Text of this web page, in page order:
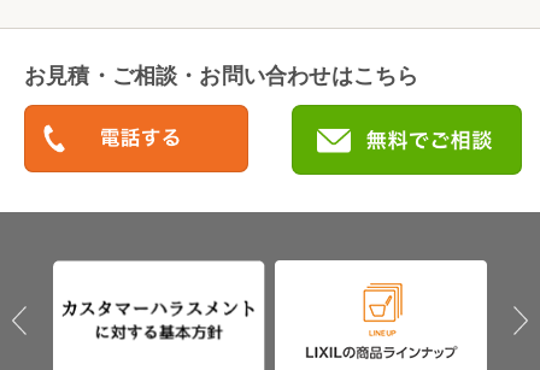
お見積・ご相談・お問い合わせはこちら